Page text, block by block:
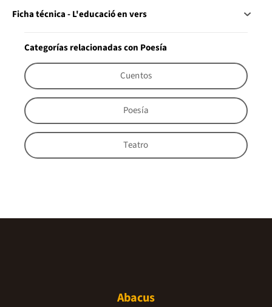
Ficha técnica - L'educació en vers
Categorías relacionadas con Poesía
Cuentos
Poesía
Teatro
Abacus